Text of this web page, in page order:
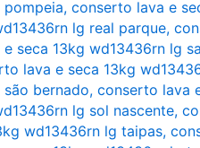
, conserto lava e
lg real parque,
seca 13kg wd13436rn lg
lava e seca 13kg
bernado, conserto lava
lg sol nascente,
wd13436rn lg taipas,